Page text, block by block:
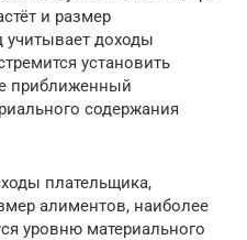
и размер
учитывает доходы
установить
приближенный
содержания
плательщика,
алиментов, наиболее
уровню материального